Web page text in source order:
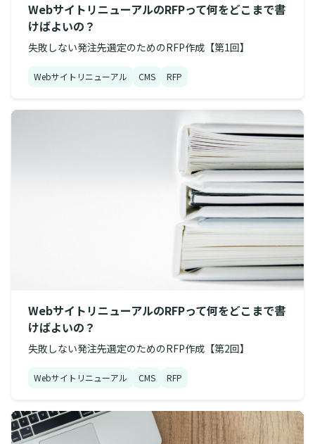
WebサイトリニューアルのRFPって何をどこまで書
けばよいの？
失敗しない発注先選定のためのRFP作成【第1回】
Webサイトリニューアル CMS RFP
WebサイトリニューアルのRFPって何をどこまで書
けばよいの？
失敗しない発注先選定のためのRFP作成【第2回】
Webサイトリニューアル CMS RFP